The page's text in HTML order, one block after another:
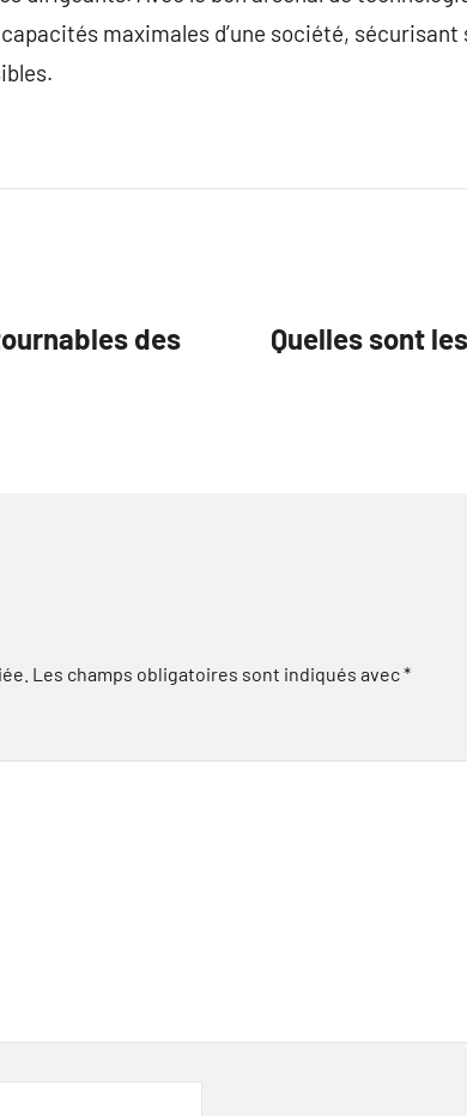
maximales d’une société, sécurisant
des
Quelles sont
Les champs obligatoires sont indiqués avec*